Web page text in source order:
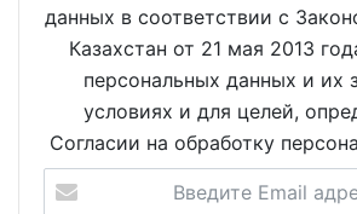
данных в соответствии с
Казахстан от 21 мая 2013
персональных данных и их
условиях и для целей,
Согласии на обработку